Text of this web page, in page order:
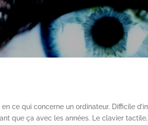
ce qui concerne un ordinateur. Difficile
que ça avec les années. Le clavier